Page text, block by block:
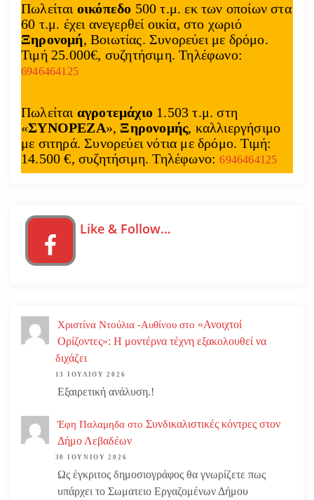
Πωλείται οικόπεδο 500 τ.μ. εκ των οποίων στα
60 τ.μ. έχει ανεγερθεί οικία, στο χωριό
Ξηρονομή, Βοιωτίας. Συνορεύει με δρόμο.
Τιμή 25.000€, συζητήσιμη. Τηλέφωνο:
6946464125
Πωλείται αγροτεμάχιο 1.503 τ.μ. στη
«ΣΥΝΟΡΕΖΑ», Ξηρονομής, καλλιεργήσιμο
με σιτηρά. Συνορεύει νότια με δρόμο. Τιμή:
14.500 €, συζητήσιμη. Τηλέφωνο:6946464125
Like & Follow…
Χριστίνα Ντούλια -Αυθίνου στο «Ανοιχτοί
Ορίζοντες»: Η μοντέρνα τέχνη εξακολουθεί να
διχάζει
13 ΙΟΥΛΊΟΥ 2026
Εξαιρετική ανάλυση.!
Έφη Παλαμηδα στο Συνδικαλιστικές κόντρες στον
Δήμο Λεβαδέων
30 ΙΟΥΝΊΟΥ 2026
Ως έγκριτος δημοσιογράφος θα γνωρίζετε πως
υπάρχει το Σωματειο Εργαζομένων Δήμου